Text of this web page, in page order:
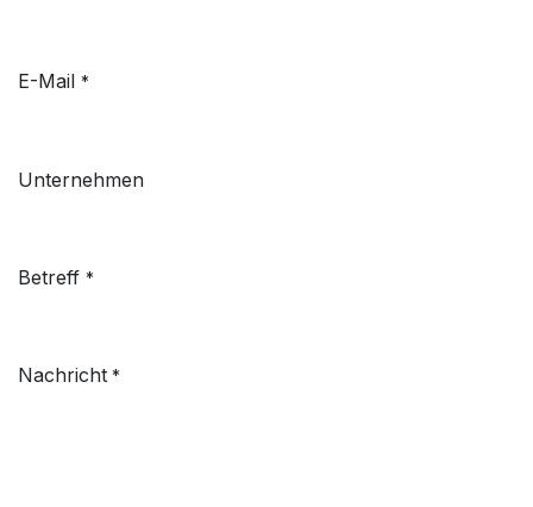
E-Mail *
Unternehmen
Betreff *
Nachricht *